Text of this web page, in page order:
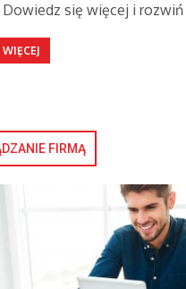
Dowiedz się więcej i
FIRMĄ